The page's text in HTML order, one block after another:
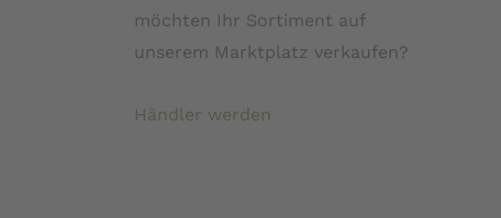
möchten Ihr Sortiment auf
unserem Marktplatz verkaufen?
Händler werden